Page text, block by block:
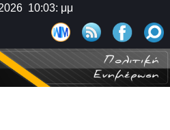
10:03: μμ